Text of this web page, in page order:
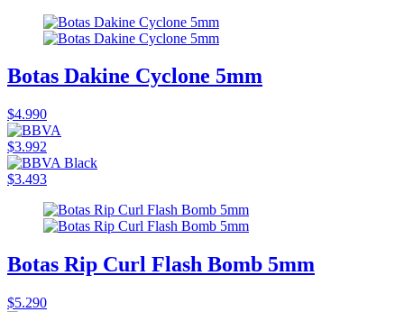
Botas Dakine Cyclone 5mm
$4.990
$3.992
$3.493
Botas Rip Curl Flash Bomb 5mm
$5.290